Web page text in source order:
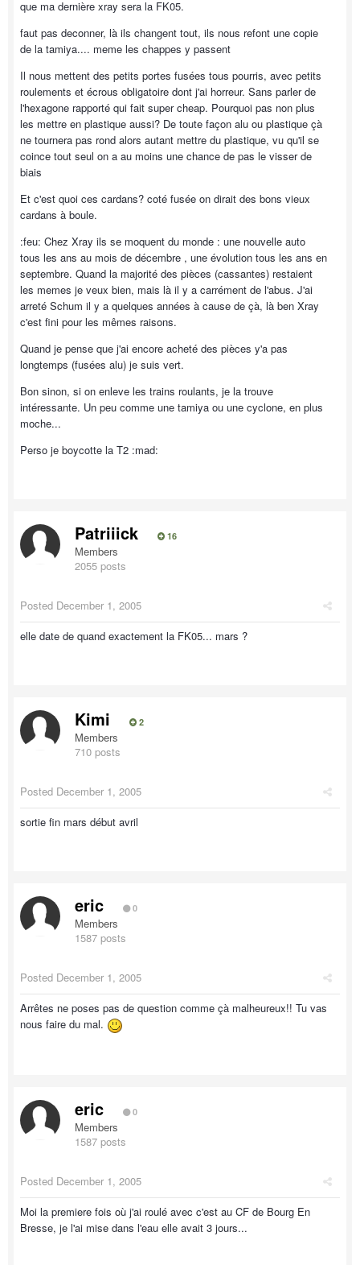
que ma dernière xray sera la FK05.
faut pas deconner, là ils changent tout, ils nous refont une copie
de la tamiya.... meme les chappes y passent
Il nous mettent des petits portes fusées tous pourris, avec petits
roulements et écrous obligatoire dont j'ai horreur. Sans parler de
l'hexagone rapporté qui fait super cheap. Pourquoi pas non plus
les mettre en plastique aussi? De toute façon alu ou plastique çà
ne tournera pas rond alors autant mettre du plastique, vu qu'il se
coince tout seul on a au moins une chance de pas le visser de
biais
Et c'est quoi ces cardans? coté fusée on dirait des bons vieux
cardans à boule.
:feu: Chez Xray ils se moquent du monde : une nouvelle auto
tous les ans au mois de décembre , une évolution tous les ans en
septembre. Quand la majorité des pièces (cassantes) restaient
les memes je veux bien, mais là il y a carrément de l'abus. J'ai
arreté Schum il y a quelques années à cause de çà, là ben Xray
c'est fini pour les mêmes raisons.
Quand je pense que j'ai encore acheté des pièces y'a pas
longtemps (fusées alu) je suis vert.
Bon sinon, si on enleve les trains roulants, je la trouve
intéressante. Un peu comme une tamiya ou une cyclone, en plus
moche...
Perso je boycotte la T2 :mad:
Patriiick 16
Members
2055 posts
Posted December 1, 2005
elle date de quand exactement la FK05... mars ?
Kimi 2
Members
710 posts
Posted December 1, 2005
sortie fin mars début avril
eric 0
Members
1587 posts
Posted December 1, 2005
Arrêtes ne poses pas de question comme çà malheureux!! Tu vas
nous faire du mal.
eric 0
Members
1587 posts
Posted December 1, 2005
Moi la premiere fois où j'ai roulé avec c'est au CF de Bourg En
Bresse, je l'ai mise dans l'eau elle avait 3 jours...